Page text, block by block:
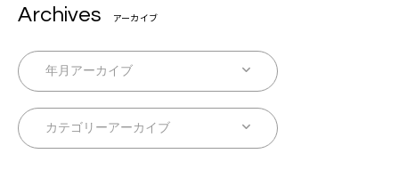
Archives アーカイブ